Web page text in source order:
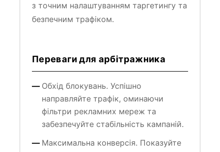
з точним налаштуванням таргетингу та
безпечним трафіком.
Переваги для арбітражника
Обхід блокувань. Успішно
направляйте трафік, оминаючи
фільтри рекламних мереж та
забезпечуйте стабільність кампаній.
Максимальна конверсія. Показуйте